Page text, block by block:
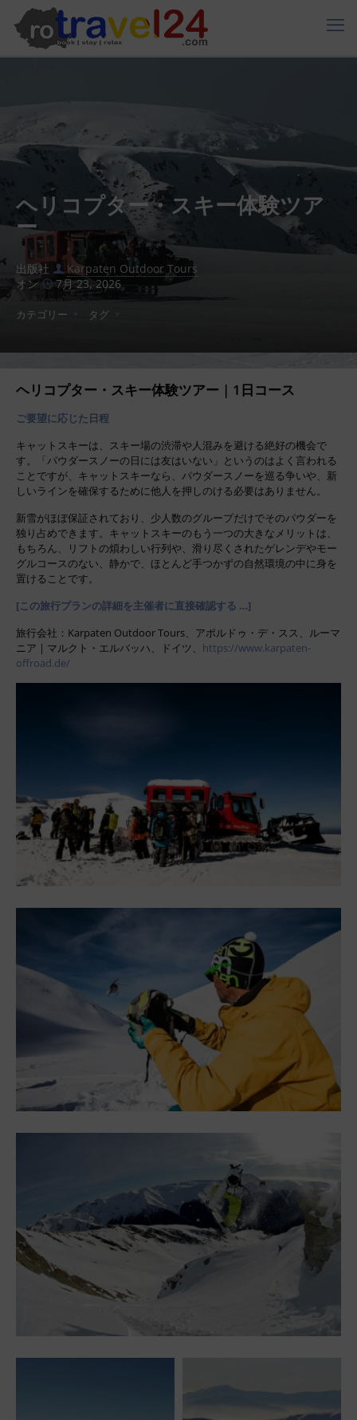
ヘリコプター・スキー体験ツア
ー
出版社
Karpaten Outdoor Tours
オン
7月 23, 2026
カテゴリー タグ
ヘリコプター・スキー体験ツアー | 1日コース
ご要望に応じた日程
キャットスキーは、スキー場の渋滞や人混みを避ける絶好の機会で
す。「パウダースノーの日には友はいない」というのはよく言われる
ことですが、キャットスキーなら、パウダースノーを巡る争いや、新
しいラインを確保するために他人を押しのける必要はありません。
新雪がほぼ保証されており、少人数のグループだけでそのパウダーを
独り占めできます。キャットスキーのもう一つの大きなメリットは、
もちろん、リフトの煩わしい行列や、滑り尽くされたゲレンデやモー
グルコースのない、静かで、ほとんど手つかずの自然環境の中に身を
置けることです。
[この旅行プランの詳細を主催者に直接確認する …]
旅行会社：Karpaten Outdoor Tours、アポルドゥ・デ・スス、ルーマ
ニア | マルクト・エルバッハ、ドイツ、 https://www.karpaten-
offroad.de/